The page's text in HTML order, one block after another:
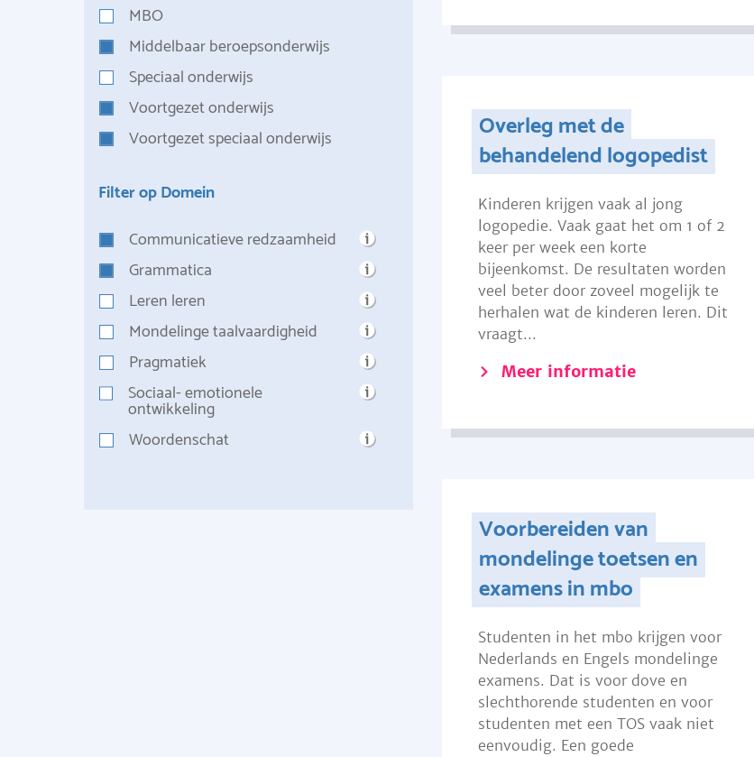
MBO
Middelbaar beroepsonderwijs
Speciaal onderwijs
Voortgezet onderwijs
Voortgezet speciaal onderwijs
Filter op Domein
Communicatieve redzaamheid
Grammatica
Leren leren
Mondelinge taalvaardigheid
Pragmatiek
Sociaal- emotionele
ontwikkeling
Woordenschat
Overleg met de
behandelend logopedist
Kinderen krijgen vaak al jong
logopedie. Vaak gaat het om 1 of 2
keer per week een korte
bijeenkomst. De resultaten worden
veel beter door zoveel mogelijk te
herhalen wat de kinderen leren. Dit
vraagt...
Meer informatie
Voorbereiden van
mondelinge toetsen en
examens in mbo
Studenten in het mbo krijgen voor
Nederlands en Engels mondelinge
examens. Dat is voor dove en
slechthorende studenten en voor
studenten met een TOS vaak niet
eenvoudig. Een goede